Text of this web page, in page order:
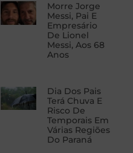
Morre Jorge
Messi, Pai E
Empresário
De Lionel
Messi, Aos 68
Anos
Dia Dos Pais
Terá Chuva E
Risco De
Temporais Em
Várias Regiões
Do Paraná